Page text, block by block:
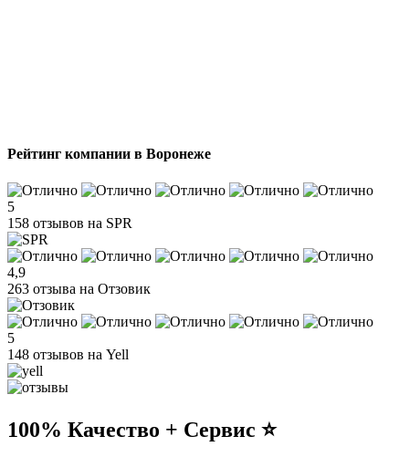
Рейтинг компании в Воронеже
5
158 отзывов на SPR
4,9
263 отзыва на Отзовик
5
148 отзывов на Yell
100% Качество + Сервис ⭐️